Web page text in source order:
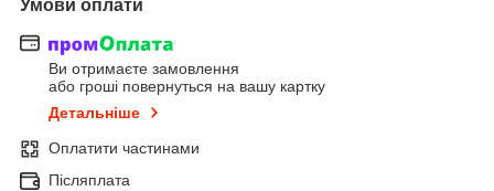
Умови оплати
Ви отримаєте замовлення
або гроші повернуться на вашу картку
Детальніше
Оплатити частинами
Післяплата